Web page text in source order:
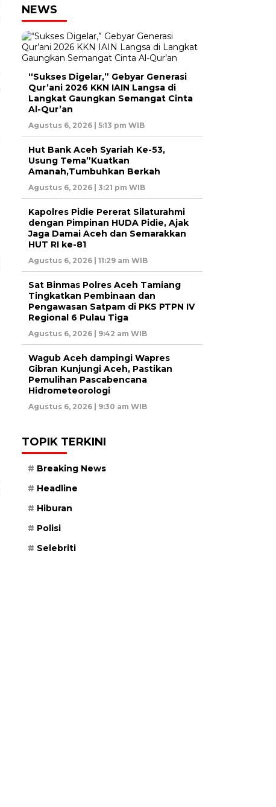
NEWS
“Sukses Digelar,” Gebyar Generasi
Qur’ani 2026 KKN IAIN Langsa di
Langkat Gaungkan Semangat Cinta
Al-Qur’an
Agustus 6, 2026 | 5:13 pm WIB
Hut Bank Aceh Syariah Ke-53,
Usung Tema”Kuatkan
Amanah,Tumbuhkan Berkah
Agustus 6, 2026 | 3:21 pm WIB
Kapolres Pidie Pererat Silaturahmi
dengan Pimpinan HUDA Pidie, Ajak
Jaga Damai Aceh dan Semarakkan
HUT RI ke-81
Agustus 6, 2026 | 11:29 am WIB
Sat Binmas Polres Aceh Tamiang
Tingkatkan Pembinaan dan
Pengawasan Satpam di PKS PTPN IV
Regional 6 Pulau Tiga
Agustus 6, 2026 | 9:42 am WIB
Wagub Aceh dampingi Wapres
Gibran Kunjungi Aceh, Pastikan
Pemulihan Pascabencana
Hidrometeorologi
Agustus 6, 2026 | 9:30 am WIB
TOPIK TERKINI
Breaking News
Headline
Hiburan
Polisi
Selebriti